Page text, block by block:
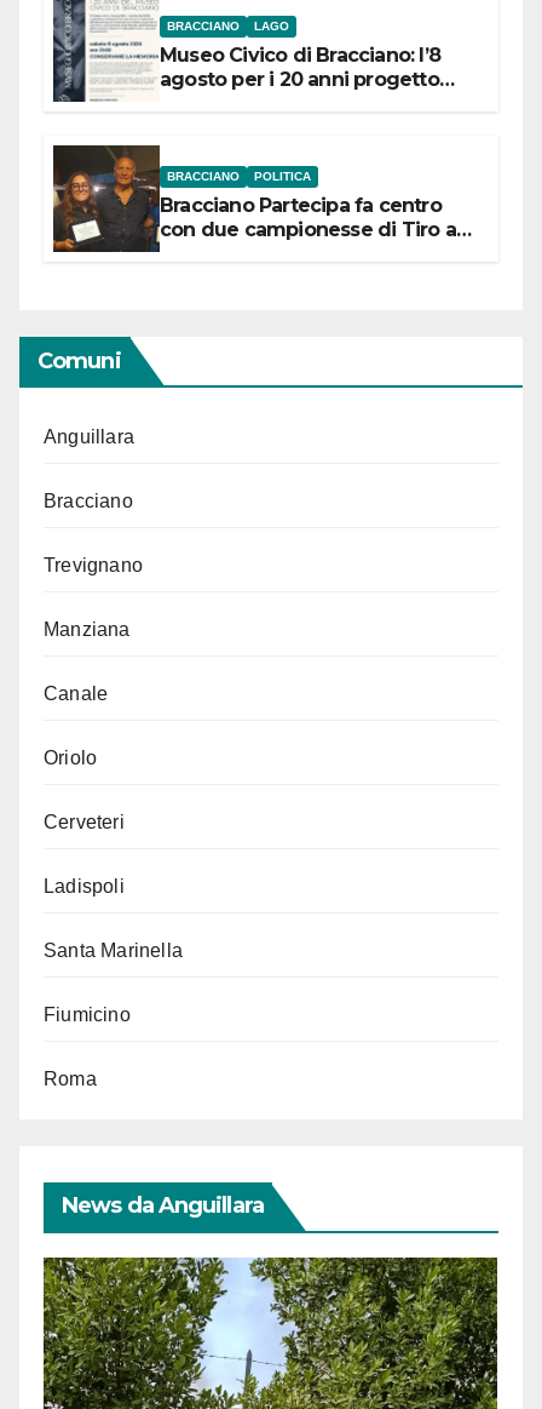
BRACCIANO LAGO
Museo Civico di Bracciano: l’8
agosto per i 20 anni progetto
BRACCIANO POLITICA
Bracciano Partecipa fa centro
con due campionesse di Tiro a
Comuni
Anguillara
Bracciano
Trevignano
Manziana
Canale
Oriolo
Cerveteri
Ladispoli
Santa Marinella
Fiumicino
Roma
News da Anguillara